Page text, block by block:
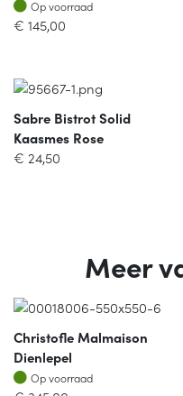
Op voorraad
€ 145,00
Sabre Bistrot Solid
Kaasmes Rose
€ 24,50
Meer
Christofle Malmaison
Dienlepel
Op voorraad
Op voorraad